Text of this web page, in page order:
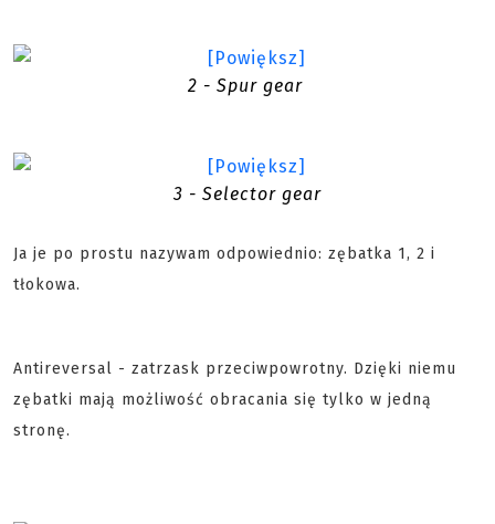
2 - Spur gear
3 - Selector gear
Ja je po prostu nazywam odpowiednio: zębatka 1, 2 i
tłokowa.
Antireversal - zatrzask przeciwpowrotny. Dzięki niemu
zębatki mają możliwość obracania się tylko w jedną
stronę.